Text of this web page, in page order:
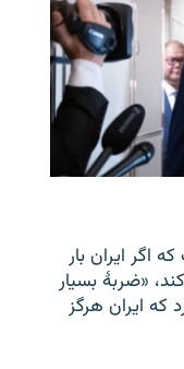
اگر ایران بار
«ضربهٔ بسیار
ایران هرگز